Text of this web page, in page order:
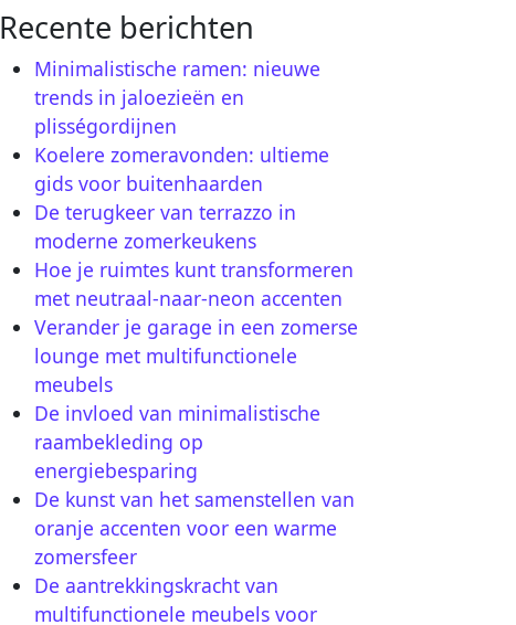
Recente berichten
Minimalistische ramen: nieuwe
trends in jaloezieën en
plisségordijnen
Koelere zomeravonden: ultieme
gids voor buitenhaarden
De terugkeer van terrazzo in
moderne zomerkeukens
Hoe je ruimtes kunt transformeren
met neutraal-naar-neon accenten
Verander je garage in een zomerse
lounge met multifunctionele
meubels
De invloed van minimalistische
raambekleding op
energiebesparing
De kunst van het samenstellen van
oranje accenten voor een warme
zomersfeer
De aantrekkingskracht van
multifunctionele meubels voor